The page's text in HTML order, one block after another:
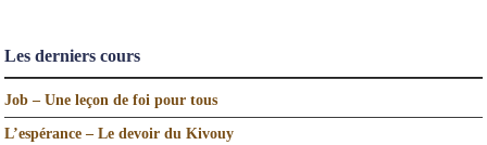
Les derniers cours
Job – Une leçon de foi pour tous
L’espérance – Le devoir du Kivouy